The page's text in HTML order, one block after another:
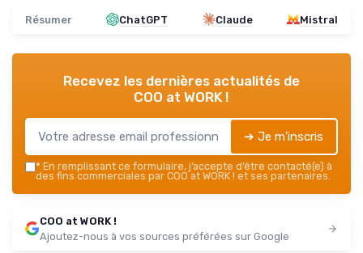
Résumer ChatGPT Claude Mistral
Recevez les dernières actualités de
COO at WORK !
➔ Je m'inscris
* En remplissant ce formulaire, j’accepte d’être contacté(e) à
des fins commerciales par COO at WORK ! et ses partenaires.
COO at WORK !
Ajoutez-nous à vos sources préférées sur Google